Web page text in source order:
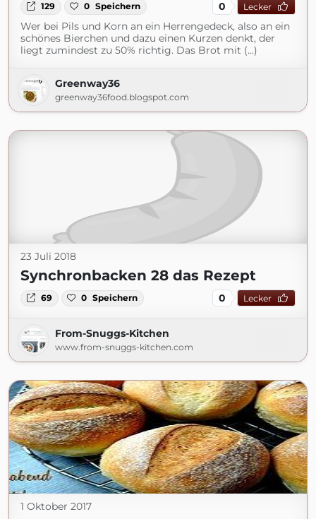
129 0 Speichern 0 Lecker
Wer bei Pils und Korn an ein Herrengedeck, also an ein
schönes Bierchen und dazu einen Kurzen denkt, der
liegt zumindest zu 50% richtig. Das Brot mit (...)
Greenway36
greenway36food.blogspot.com
23 Juli 2018
Synchronbacken 28 das Rezept
69 0 Speichern 0 Lecker
From-Snuggs-Kitchen
www.from-snuggs-kitchen.com
1 Oktober 2017